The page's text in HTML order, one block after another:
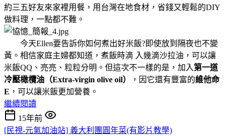
約三五好友來家裡用餐，用台灣在地食材，省錢又輕鬆的DIY
做料理，一點都不難。
今天Ellen要告訴你如何煮出好米飯?即使放到隔夜也不變
黃。相信家庭主婦都知道，煮飯時滴 入幾滴沙拉油，可以讓
米飯QQ、亮亮、粒粒分明。但這次不一樣的是，加入第一道
冷壓橄欖油（Extra-virgin olive oil）
，因它還有豐富的維他命
E ，可以讓米飯更加營養。
繼續閱讀
15年前
[民視-元氣加油站] 義大利團圓年菜(有影片教學)